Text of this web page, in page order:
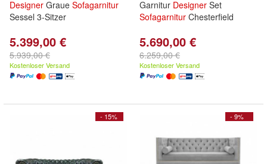
Designer Graue Sofagarnitur
Sessel 3-Sitzer
5.399,00 €
5.939,00 €
Kostenloser Versand
Garnitur Designer Set
Sofagarnitur Chesterfield
5.690,00 €
6.259,00 €
Kostenloser Versand
- 15% - 9%